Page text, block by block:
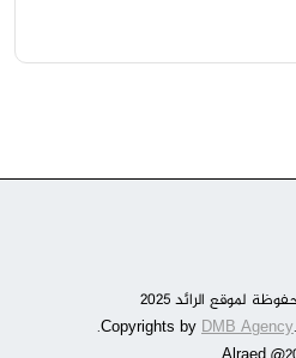
لموقع الرائد 2025
DMB Agency